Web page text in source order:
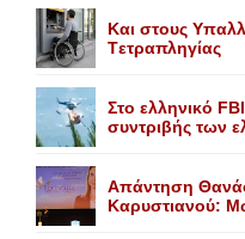
Kαι στους
Tετραπληγίας
Στο ελληνικό
συντριβής των
Aπάντηση
Kαρυστιανού: